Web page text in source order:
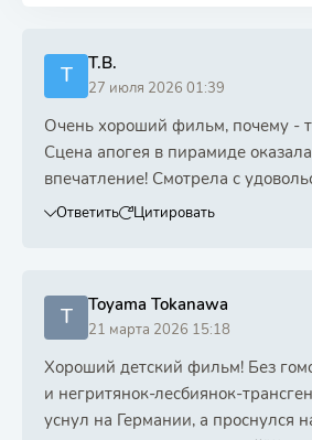
Т Т.В.
27 июля 2026 01:39
Очень хороший фильм, почему -
Сцена апогея в пирамиде
впечатление! Смотрела с
Ответить Цитировать
T Toyama Tokanawa
21 марта 2026 15:18
Хороший детский фильм! Без
и негритянок-лесбиянок-
уснул на Германии, а проснулся